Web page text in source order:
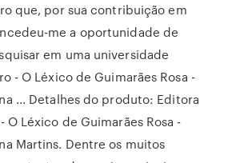
que, por sua contribuição em
me a oportunidade de
em uma universidade
- O Léxico de Guimarães Rosa -
... Detalhes do produto: Editora
O Léxico de Guimarães Rosa -
Martins. Dentre os muitos